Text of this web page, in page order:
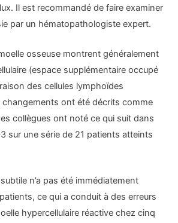
Il est recommandé de faire examiner
par un hématopathologiste expert.
osseuse montrent généralement
(espace supplémentaire occupé
des cellules lymphoïdes
changements ont été décrits comme
collègues ont noté ce qui suit dans
sur une série de 21 patients atteints
n’a pas été immédiatement
ce qui a conduit à des erreurs
hypercellulaire réactive chez cinq